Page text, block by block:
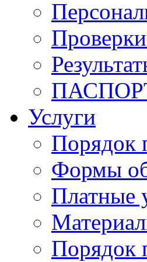
Услуги
Порядок
Формы
Платные
Порядок